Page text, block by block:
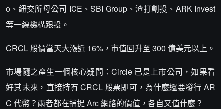
o、紐交所母公司 ICE、SBI Group、渣打創投、ARK Invest
等一線機構跟投。
CRCL 股價當天大漲近 16%，市值回升至 300 億美元以上。
市場隨之產生一個核心疑問：Circle 已是上市公司，如果看
好其未來，直接持有 CRCL 股票即可，為什麼還要發行 AR
C 代幣？兩者都在捕捉 Arc 網絡的價值，各自又值什麼？